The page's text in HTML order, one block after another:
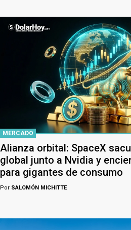
MERCADO
Alianza orbital: SpaceX
global junto a Nvidia y
para gigantes de consumo
Por SALOMÓN MICHITTE